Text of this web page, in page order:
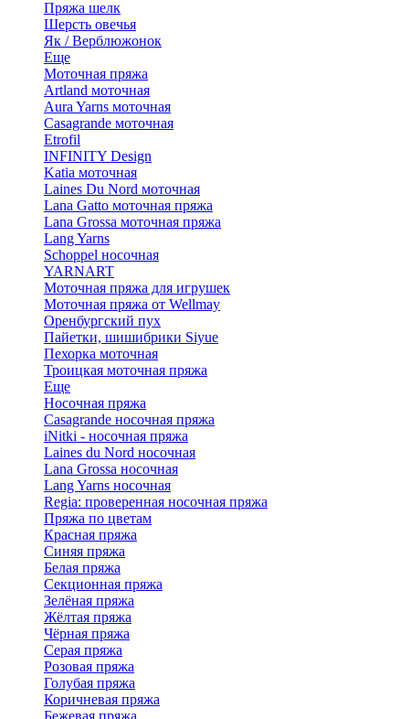
Пряжа шелк
Шерсть овечья
Як / Верблюжонок
Еще
Моточная пряжа
Artland моточная
Aura Yarns моточная
Casagrande моточная
Etrofil
INFINITY Design
Katia моточная
Laines Du Nord моточная
Lana Gatto моточная пряжа
Lana Grossa моточная пряжа
Lang Yarns
Schoppel носочная
YARNART
Моточная пряжа для игрушек
Моточная пряжа от Wellmay
Оренбургский пух
Пайетки, шишибрики Siyue
Пехорка моточная
Троицкая моточная пряжа
Еще
Носочная пряжа
Casagrande носочная пряжа
iNitki - носочная пряжа
Laines du Nord носочная
Lana Grossa носочная
Lang Yarns носочная
Regia: проверенная носочная пряжа
Пряжа по цветам
Красная пряжа
Синяя пряжа
Белая пряжа
Секционная пряжа
Зелёная пряжа
Жёлтая пряжа
Чёрная пряжа
Серая пряжа
Розовая пряжа
Голубая пряжа
Коричневая пряжа